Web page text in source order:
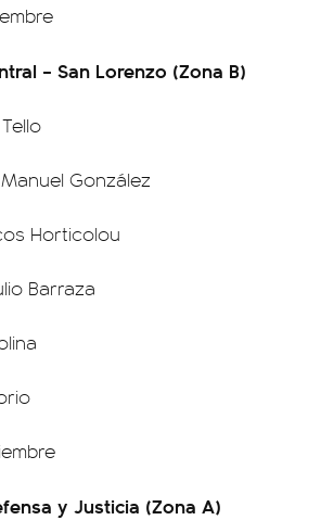
– San Lorenzo (Zona B)
González
Horticolou
Barraza
y Justicia (Zona A)